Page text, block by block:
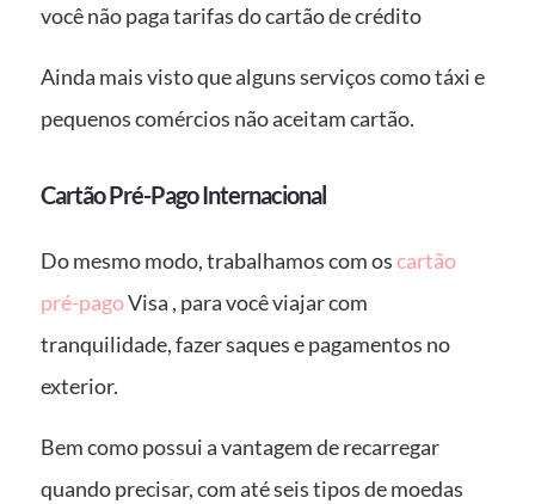
você não paga tarifas do cartão de crédito
Ainda mais visto que alguns serviços como táxi e
pequenos comércios não aceitam cartão.
Cartão Pré-Pago Internacional
Do mesmo modo, trabalhamos com oscartão
pré-pagoVisa , para você viajar com
tranquilidade, fazer saques e pagamentos no
exterior.
Bem como possui a vantagem de recarregar
quando precisar, com até seis tipos de moedas